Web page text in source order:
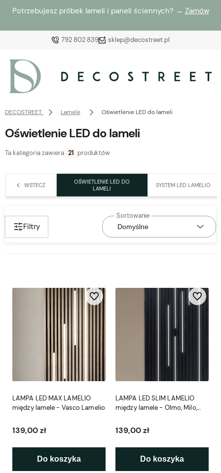
Potrzebujesz próbek lameli i paneli ściennych? → Zamów
792 802 839 sklep@decostreet.pl
zaloguj się, aby przywrócić dodane produkty do listy
z poprzedniej sesji.
DECOSTREET Lamele Oświetlenie LED do lameli
Oświetlenie LED do lameli
Ta kategoria zawiera 21 produktów
WSTECZ
OŚWIETLENIE LED DO
LAMELI
SYSTEM LED LAMELIO
Filtry
LAMPA LED MAX LAMELIO
między lamele - Vasco Lamelio
139,00 zł
Do koszyka
Do ulubionych
LAMPA LED SLIM LAMELIO
między lamele - Olmo, Milo,
139,00 zł
Do koszyka
Do